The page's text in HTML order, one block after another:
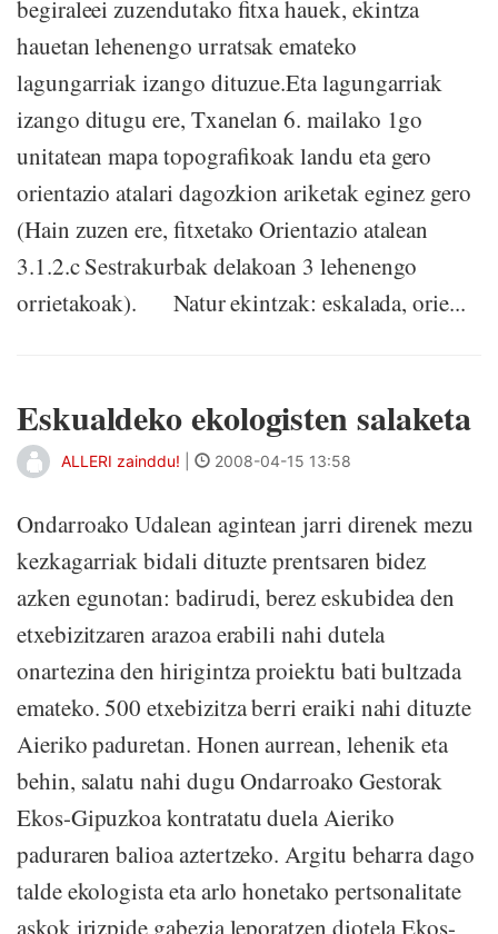
begiraleei zuzendutako fitxa hauek, ekintza
hauetan lehenengo urratsak emateko
lagungarriak izango dituzue.Eta lagungarriak
izango ditugu ere, Txanelan 6. mailako 1go
unitatean mapa topografikoak landu eta gero
orientazio atalari dagozkion ariketak eginez gero
(Hain zuzen ere, fitxetako Orientazio atalean
3.1.2.c Sestrakurbak delakoan 3 lehenengo
orrietakoak). Natur ekintzak: eskalada, orie...
Eskualdeko ekologisten salaketa
ALLERI zainddu! 2008-04-15 13:58
Ondarroako Udalean agintean jarri direnek mezu
kezkagarriak bidali dituzte prentsaren bidez
azken egunotan: badirudi, berez eskubidea den
etxebizitzaren arazoa erabili nahi dutela
onartezina den hirigintza proiektu bati bultzada
emateko. 500 etxebizitza berri eraiki nahi dituzte
Aieriko paduretan. Honen aurrean, lehenik eta
behin, salatu nahi dugu Ondarroako Gestorak
Ekos-Gipuzkoa kontratatu duela Aieriko
paduraren balioa aztertzeko. Argitu beharra dago
talde ekologista eta arlo honetako pertsonalitate
askok irizpide gabezia leporatzen diotela Ekos-